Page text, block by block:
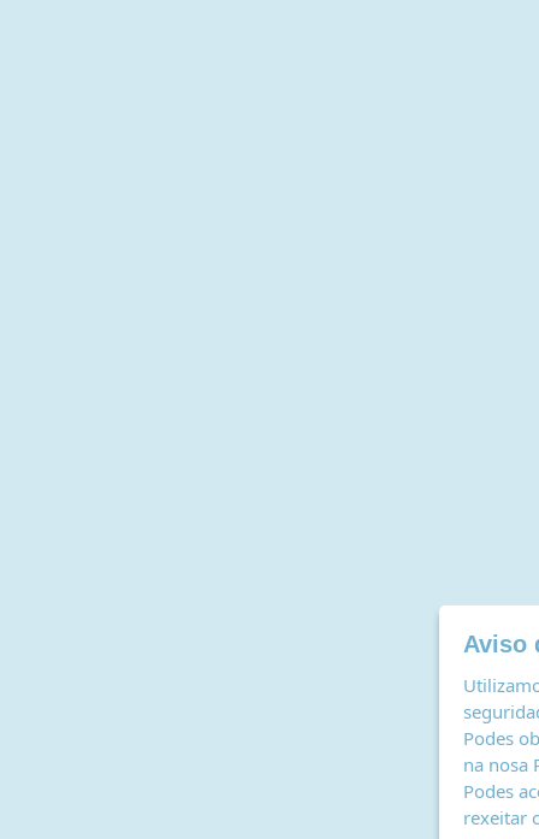
Aviso
Podes
na nosa
Podes
rexeitar